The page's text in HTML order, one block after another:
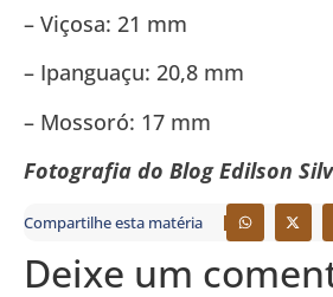
– Viçosa: 21 mm
– Ipanguaçu: 20,8 mm
– Mossoró: 17 mm
Fotografia do Blog Edilson
Compartilhe esta matéria
Deixe um